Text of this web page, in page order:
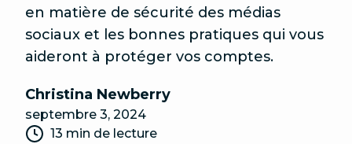
en matière de sécurité des médias
sociaux et les bonnes pratiques qui vous
aideront à protéger vos comptes.
Christina Newberry
septembre 3, 2024
13 min de lecture